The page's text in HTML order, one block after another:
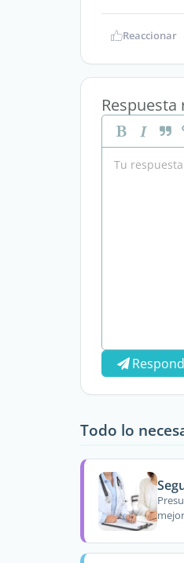
Reaccionar
Respuesta
Todo lo